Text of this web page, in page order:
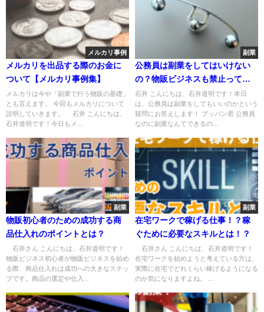
メルカリ事例
メルカリを出品する際のお金に
ついて【メルカリ事例集】
メルカリは今や「副業で行う物販の基礎」
とも言えます。 今回もメルカリについて
説明していきます。 石井 こんにちは、
石井道明です！今日もメ...
副業
公務員は副業をしてはいけない
の？物販ビジネスも禁止って本
当？
石井 こんにちは、石井道明です！本日
は、公務員は副業をしてもいいのかという
疑問にお答えします！ ブッパン君 公務員
なのに副業なんてできるの...
副業
物販初心者のための成功する商
品仕入れのポイントとは？
石井さん こんにちは、石井道明です！
物販ビジネス初心者が物販ビジネスを始め
る際、商品仕入れは成功への大きなステッ
プです。商品の選定や仕入...
副業
在宅ワークで稼げる仕事！？稼
ぐために必要なスキルとは！？
石井さん こんにちは、石井道明です！
在宅ワークを始めようと考えている方は、
実際に在宅でどれくらい稼げるようになる
のか気になりますよね。 ...